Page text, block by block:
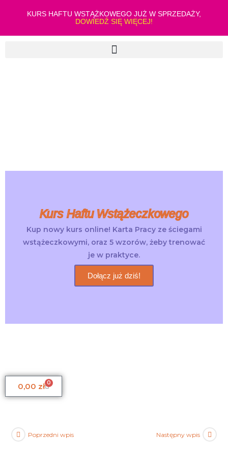
KURS HAFTU WSTĄŻKOWEGO JUŻ W SPRZEDAŻY,
DOWIEDŹ SIĘ WIĘCEJ!
Kurs Haftu Wstążeczkowego
Kup nowy kurs online! Karta Pracy ze ściegami
wstążeczkowymi, oraz 5 wzorów, żeby trenować
je w praktyce.
Dołącz już dziś!
0,00 zł 0
Poprzedni wpis Następny wpis